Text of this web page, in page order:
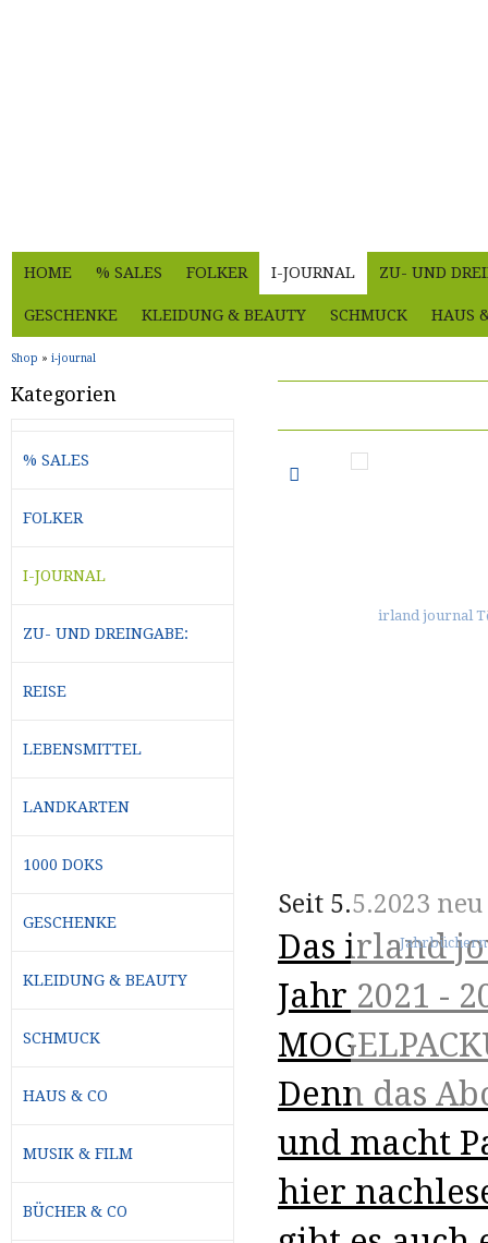
HOME % SALES FOLKER I-JOURNAL ZU- UND
GESCHENKE KLEIDUNG & BEAUTY SCHMUCK HAUS
Shop » i-journal
Seit 5.5.2023
Das irland
Jahr 2021 -
Denn das
und macht
hier
Kategorien
% SALES
FOLKER
I-JOURNAL
ZU- UND DREINGABE:
REISE
LEBENSMITTEL
LANDKARTEN
1000 DOKS
GESCHENKE
KLEIDUNG & BEAUTY
SCHMUCK
HAUS & CO
MUSIK & FILM
BÜCHER & CO